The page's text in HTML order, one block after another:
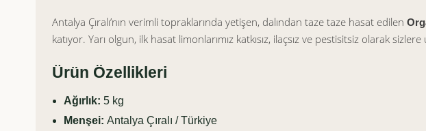
Antalya Çıralı’nın verimli topraklarında yetişen, dalından taze taze hasat edilen
katıyor. Yarı olgun, ilk hasat limonlarımız katkısız, ilaçsız ve pestisitsiz olarak sizlere
Ürün Özellikleri
Ağırlık: 5 kg
Menşei: Antalya Çıralı / Türkiye